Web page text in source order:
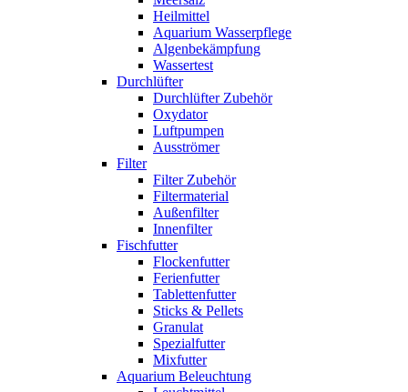
Heilmittel
Aquarium Wasserpflege
Algenbekämpfung
Wassertest
Durchlüfter
Durchlüfter Zubehör
Oxydator
Luftpumpen
Ausströmer
Filter
Filter Zubehör
Filtermaterial
Außenfilter
Innenfilter
Fischfutter
Flockenfutter
Ferienfutter
Tablettenfutter
Sticks & Pellets
Granulat
Spezialfutter
Mixfutter
Aquarium Beleuchtung